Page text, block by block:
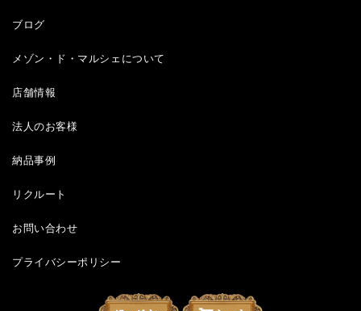
ブログ
メゾン・ド・マルシェについて
店舗情報
法人のお客様
納品事例
リクルート
お問い合わせ
プライバシーポリシー